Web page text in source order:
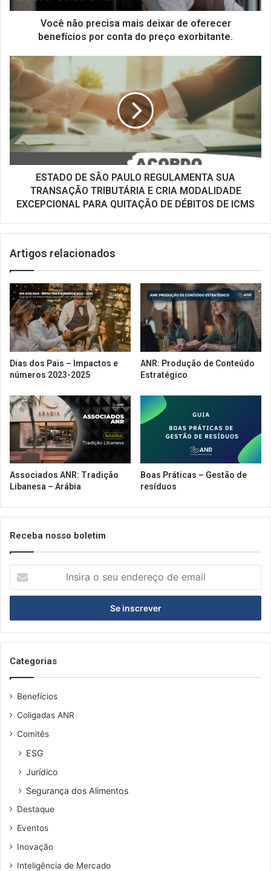
por
exorbitante.
Você não precisa mais deixar de oferecer
benefícios por conta do preço exorbitante.
ESTADO
PAULO
REGULAMENTA
SUA
TRANSAÇÃO
TRIBUTÁRIA
E
MODALIDADE
EXCEPCIONAL
QUITAÇÃO
DÉBITOS
ESTADO DE SÃO PAULO REGULAMENTA SUA
TRANSAÇÃO TRIBUTÁRIA E CRIA MODALIDADE
EXCEPCIONAL PARA QUITAÇÃO DE DÉBITOS DE ICMS
Artigos relacionados
Dias dos Pais – Impactos e
números 2023-2025
ANR: Produção de Conteúdo
Estratégico
Associados ANR: Tradição
Libanesa – Arábia
Boas Práticas – Gestão de
resíduos
Receba nosso boletim
seu
de
email
Categorias
Benefícios
Coligadas ANR
Comitês
ESG
Jurídico
Segurança dos Alimentos
Destaque
Eventos
Inovação
Inteligência de Mercado